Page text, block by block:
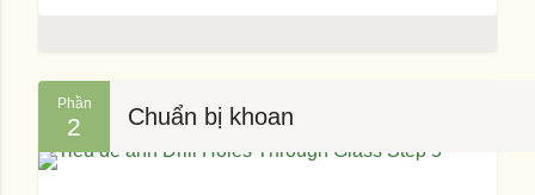
Phần
2 Chuẩn bị khoan